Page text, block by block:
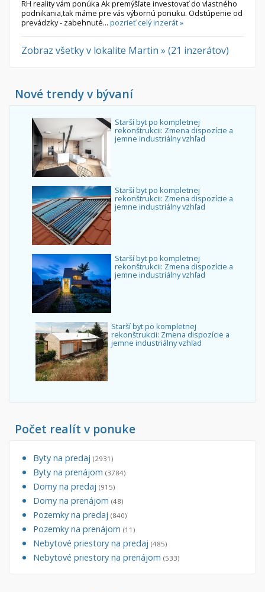
RH reality vám ponúka Ak premýšľate investovať do vlastného
podnikania,tak máme pre vás výbornú ponuku. Odstúpenie od
prevádzky - zabehnuté... pozrieť celý inzerát »
Zobraz všetky v lokalite Martin » (21 inzerátov)
Nové trendy v bývaní
Starší byt po kompletnej
rekonštrukcii: Zmena dispozície a
jemne industriálny vzhľad
Starší byt po kompletnej
rekonštrukcii: Zmena dispozície a
jemne industriálny vzhľad
Starší byt po kompletnej
rekonštrukcii: Zmena dispozície a
jemne industriálny vzhľad
Starší byt po kompletnej
rekonštrukcii: Zmena dispozície a
jemne industriálny vzhľad
Počet realít v ponuke
Byty na predaj (2931)
Byty na prenájom (3784)
Domy na predaj (915)
Domy na prenájom (48)
Pozemky na predaj (840)
Pozemky na prenájom (11)
Nebytové priestory na predaj (485)
Nebytové priestory na prenájom (533)